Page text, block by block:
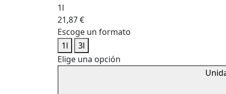
1l
21,87€
Escoge un formato
1l
3l
Elige una opción